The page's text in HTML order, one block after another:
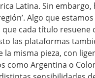
Latina. Sin
Algo que
cada título resuene
las plataformas
misma pieza, con
Argentina o